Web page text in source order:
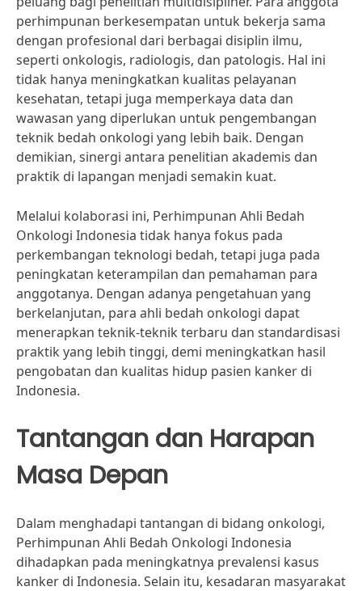
perhimpunan berkesempatan untuk bekerja sama
dengan profesional dari berbagai disiplin ilmu,
seperti onkologis, radiologis, dan patologis. Hal ini
tidak hanya meningkatkan kualitas pelayanan
kesehatan, tetapi juga memperkaya data dan
wawasan yang diperlukan untuk pengembangan
teknik bedah onkologi yang lebih baik. Dengan
demikian, sinergi antara penelitian akademis dan
praktik di lapangan menjadi semakin kuat.
Melalui kolaborasi ini, Perhimpunan Ahli Bedah
Onkologi Indonesia tidak hanya fokus pada
perkembangan teknologi bedah, tetapi juga pada
peningkatan keterampilan dan pemahaman para
anggotanya. Dengan adanya pengetahuan yang
berkelanjutan, para ahli bedah onkologi dapat
menerapkan teknik-teknik terbaru dan standardisasi
praktik yang lebih tinggi, demi meningkatkan hasil
pengobatan dan kualitas hidup pasien kanker di
Indonesia.
Tantangan dan Harapan
Masa Depan
Dalam menghadapi tantangan di bidang onkologi,
Perhimpunan Ahli Bedah Onkologi Indonesia
dihadapkan pada meningkatnya prevalensi kasus
kanker di Indonesia. Selain itu, kesadaran masyarakat